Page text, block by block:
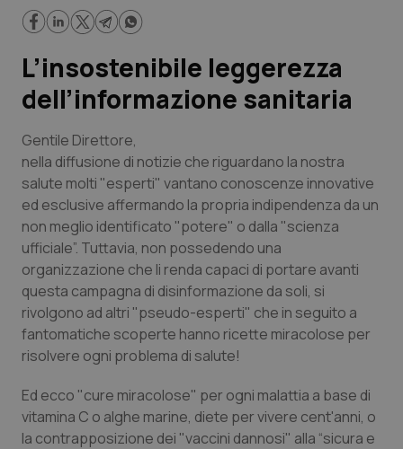
Lavoro e Professioni
Scienza e Farmaci
Studi e Analisi
Lettere al direttore
Edizioni Regionali
QS Pro
Abruzzo
QS Pro Gold
L’insostenibile leggerezza
dell’informazione sanitaria
Gentile Direttore,
nella diffusione di notizie che riguardano la nostra
salute molti "esperti" vantano conoscenze innovative
ed esclusive affermando la propria indipendenza da un
non meglio identificato "potere" o dalla "scienza
ufficiale”. Tuttavia, non possedendo una
organizzazione che li renda capaci di portare avanti
questa campagna di disinformazione da soli, si
rivolgono ad altri "pseudo-esperti" che in seguito a
fantomatiche scoperte hanno ricette miracolose per
risolvere ogni problema di salute!
Ed ecco "cure miracolose" per ogni malattia a base di
vitamina C o alghe marine, diete per vivere cent'anni, o
la contrapposizione dei "vaccini dannosi" alla “sicura e